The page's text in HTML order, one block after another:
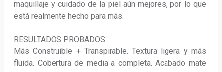
maquillaje y cuidado de la piel aún mejores, por lo que
está realmente hecho para más.
RESULTADOS PROBADOS
Más Construible + Transpirable. Textura ligera y más
fluida. Cobertura de media a completa. Acabado mate